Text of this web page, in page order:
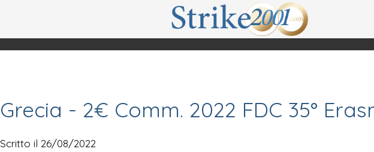
Grecia - 2€ Comm. 2022 FDC 35°
Scritto il 26/08/2022